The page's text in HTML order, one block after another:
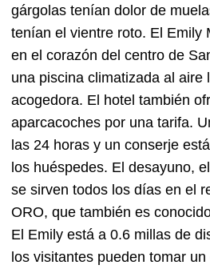
gárgolas tenían dolor de
tenían el vientre roto. El Emily
en el corazón del centro de
una piscina climatizada al aire
acogedora. El hotel también
aparcacoches por una tarifa.
las 24 horas y un conserje
los huéspedes. El desayuno,
se sirven todos los días en el
ORO, que también es
El Emily está a 0.6 millas de
los visitantes pueden tomar